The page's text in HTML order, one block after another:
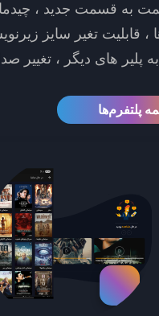
جدید ، چیدمان درست
تغیر سایز زیرنویس، انتقال
دیگر ، تغییر صدا ..